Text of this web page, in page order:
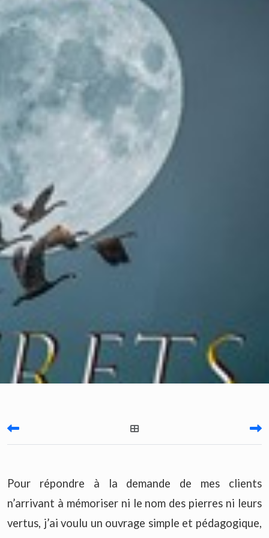
Pour répondre à la demande de mes clients
n’arrivant à mémoriser ni le nom des pierres ni leurs
vertus, j’ai voulu un ouvrage simple et pédagogique,